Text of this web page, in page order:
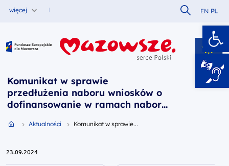
więcej Szukaj w
EN PL
Fundusze Europejskie dla Mazowsza
Komunikat w sprawie
przedłużenia naboru wniosków o
dofinansowanie w ramach naboru
23 września 2024 r.)
Przejdź do strony głównej portalu
Aktualności Komunikat w sprawie...
23.09.2024